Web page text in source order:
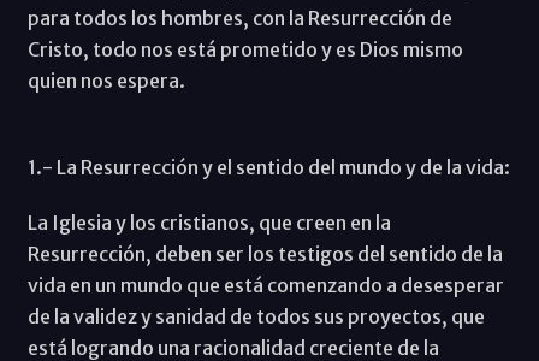
para todos los hombres, con la Resurrección de
Cristo, todo nos está prometido y es Dios mismo
quien nos espera.
1.- La Resurrección y el sentido del mundo y de la vida:
La Iglesia y los cristianos, que creen en la
Resurrección, deben ser los testigos del sentido de la
vida en un mundo que está comenzando a desesperar
de la validez y sanidad de todos sus proyectos, que
está logrando una racionalidad creciente de la